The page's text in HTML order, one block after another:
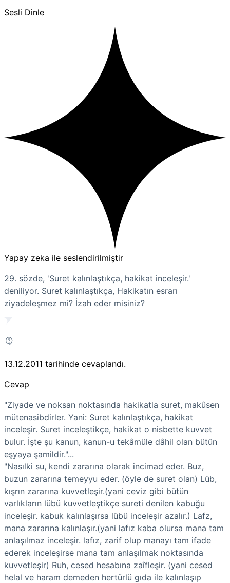
Sesli Dinle
Yapay zeka ile seslendirilmiştir
29. sözde, 'Suret kalınlaştıkça, hakikat inceleşir.'
deniliyor. Suret kalınlaştıkça, Hakikatın esrarı
ziyadeleşmez mi? İzah eder misiniz?
13.12.2011 tarihinde cevaplandı.
Cevap
"Ziyade ve noksan noktasında hakikatla suret, makûsen
mütenasibdirler. Yani: Suret kalınlaştıkça, hakikat
inceleşir. Suret inceleştikçe, hakikat o nisbette kuvvet
bulur. İşte şu kanun, kanun-u tekâmüle dâhil olan bütün
eşyaya şamildir."...
"Nasılki su, kendi zararına olarak incimad eder. Buz,
buzun zararına temeyyu eder. (öyle de suret olan) Lüb,
kışrın zararına kuvvetleşir.(yani ceviz gibi bütün
varlıkların lübü kuvvetleştikçe sureti denilen kabuğu
inceleşir. kabuk kalınlaşırsa lübü inceleşir azalır.) Lafz,
mana zararına kalınlaşır.(yani lafız kaba olursa mana tam
anlaşılmaz inceleşir. lafız, zarif olup manayı tam ifade
ederek inceleşirse mana tam anlaşılmak noktasında
kuvvetleşir) Ruh, cesed hesabına zaîfleşir. (yani cesed
helal ve haram demeden hertürlü gıda ile kalınlaşıp